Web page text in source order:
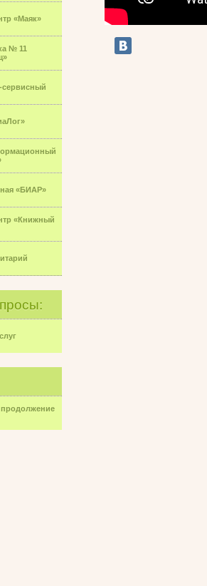
«Маяк»
№ 11
«БИАР»
«Книжный
продолжение